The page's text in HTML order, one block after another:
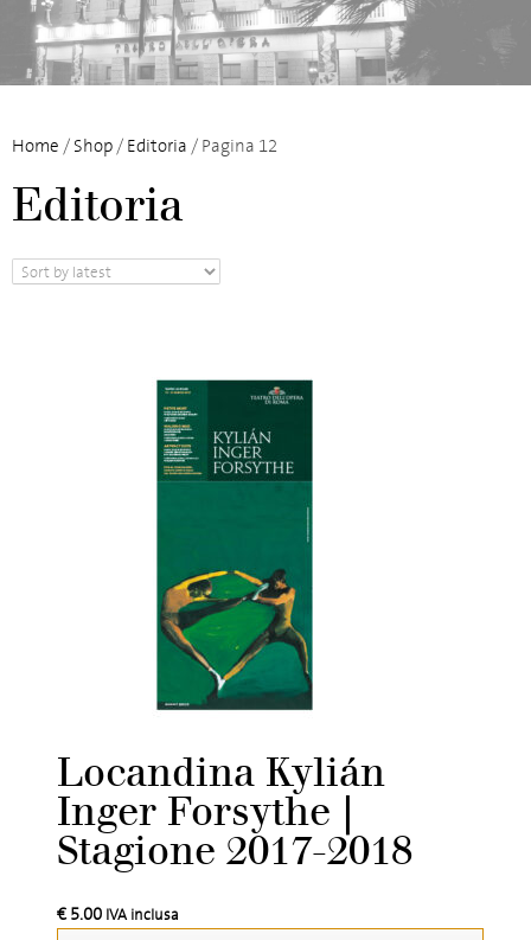
Home / Shop / Editoria / Pagina 12
Editoria
Locandina Kylián
Inger Forsythe |
Stagione 2017-2018
€5.00 IVA inclusa